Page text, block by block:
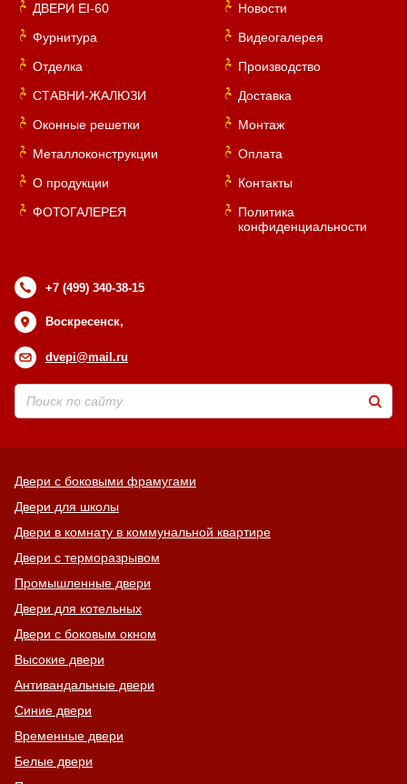
ДВЕРИ EI-60
Фурнитура
Отделка
СТАВНИ-ЖАЛЮЗИ
Оконные решетки
Металлоконструкции
О продукции
ФОТОГАЛЕРЕЯ
Новости
Видеогалерея
Производство
Доставка
Монтаж
Оплата
Контакты
Политика
конфиденциальности
+7 (499) 340-38-15
Воскресенск,
dvepi@mail.ru
Двери с боковыми фрамугами
Двери для школы
Двери в комнату в коммунальной квартире
Двери с терморазрывом
Промышленные двери
Двери для котельных
Двери с боковым окном
Высокие двери
Антивандальные двери
Синие двери
Временные двери
Белые двери